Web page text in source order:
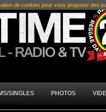
SINGLES PHOTOS
de cookies pour vous proposer des